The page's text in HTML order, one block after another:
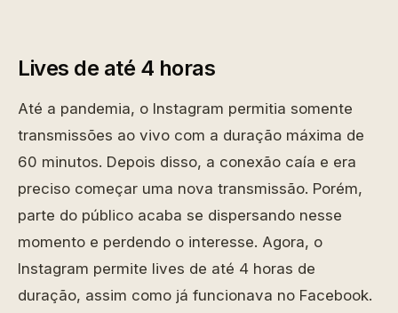
Lives de até 4 horas
Até a pandemia, o Instagram permitia somente
transmissões ao vivo com a duração máxima de
60 minutos. Depois disso, a conexão caía e era
preciso começar uma nova transmissão. Porém,
parte do público acaba se dispersando nesse
momento e perdendo o interesse. Agora, o
Instagram permite lives de até 4 horas de
duração, assim como já funcionava no Facebook.